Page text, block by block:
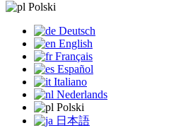
Polski
Deutsch
English
Français
Español
Italiano
Nederlands
Polski
日本語